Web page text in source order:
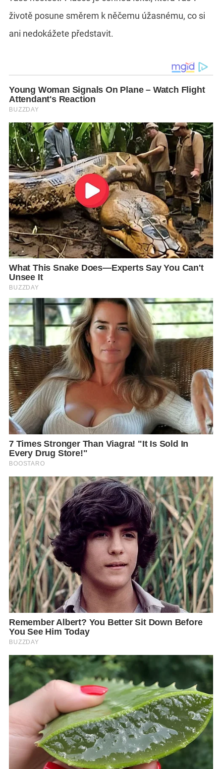
životě posune směrem k něčemu úžasnému, co si
ani nedokážete představit.